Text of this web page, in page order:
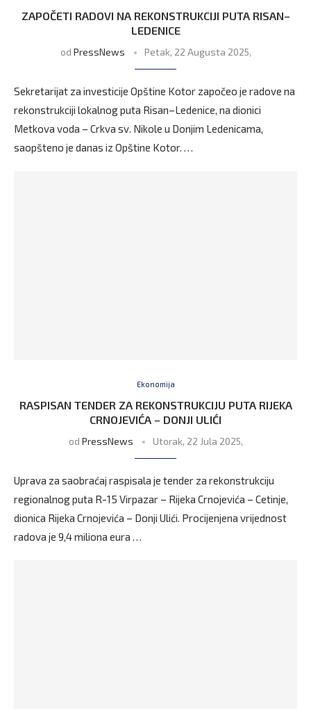
ZAPOČETI RADOVI NA REKONSTRUKCIJI PUTA RISAN–
LEDENICE
od PressNews Petak, 22 Augusta 2025,
Sekretarijat za investicije Opštine Kotor započeo je radove na
rekonstrukciji lokalnog puta Risan–Ledenice, na dionici
Metkova voda – Crkva sv. Nikole u Donjim Ledenicama,
saopšteno je danas iz Opštine Kotor. …
Ekonomija
RASPISAN TENDER ZA REKONSTRUKCIJU PUTA RIJEKA
CRNOJEVIĆA – DONJI ULIĆI
od PressNews Utorak, 22 Jula 2025,
Uprava za saobraćaj raspisala je tender za rekonstrukciju
regionalnog puta R-15 Virpazar – Rijeka Crnojevića – Cetinje,
dionica Rijeka Crnojevića – Donji Ulići. Procijenjena vrijednost
radova je 9,4 miliona eura …